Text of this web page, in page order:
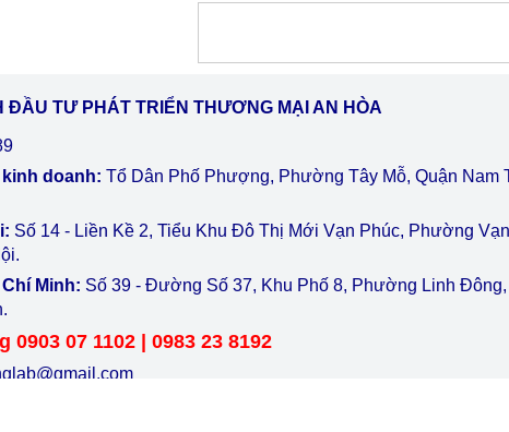
ĐẦU TƯ PHÁT TRIỂN THƯƠNG MẠI AN HÒA
doanh: Tổ Dân Phố Phượng, Phường Tây Mỗ, Quận Nam
Số 14 - Liền Kề 2, Tiểu Khu Đô Thị Mới Vạn Phúc, Phường
Chí Minh: Số 39 - Đường Số 37, Khu Phố 8, Phường Linh
0903 07 1102 | 0983 23 8192